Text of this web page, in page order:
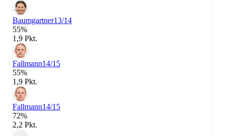
Baumgartner13/14
55%
1,9 Pkt.
Fallmann14/15
55%
1,9 Pkt.
Fallmann14/15
72%
2,2 Pkt.